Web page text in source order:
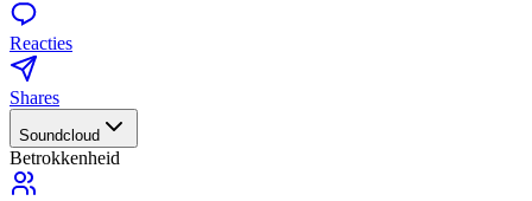
Reacties
Shares
Soundcloud
Betrokkenheid